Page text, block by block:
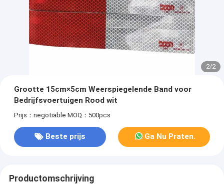
2/2
Grootte 15cm×5cm Weerspiegelende Band voor
Bedrijfsvoertuigen Rood wit
Prijs：negotiable MOQ：500pcs
Beste prijs Ga Nu Praten.
Productomschrijving